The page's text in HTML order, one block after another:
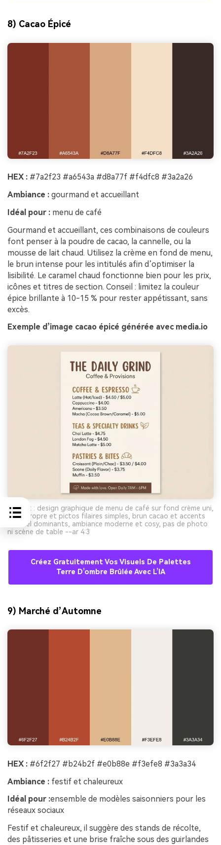
8) Cacao Épicé
HEX : #7a2f23 #a6543a #d8a77f #f4dfc8 #3a2a26
Ambiance : gourmand et accueillant
Idéal pour : menu de café
Gourmand et accueillant, ces combinaisons de couleurs
font penser à la poudre de cacao, la cannelle, ou la
mousse de lait chaud. Utilisez la crème en fond de menu,
le brun intense pour les intitulés afin d’optimiser la
lisibilité. Le caramel chaud fonctionne bien pour les prix,
icônes et titres de section. Conseil : limitez la couleur
épice brillante à 10-15 % pour rester appétissant, sans
excès.
Exemple d’image cacao épicé générée avec media.io
Prompt : design graphique de menu de café sur fond crème uni,
typo propre et pictos filaires simples, brun cacao et accents
caramel dominants, ambiance moderne et cosy, pas de photo
ni scène de table --ar 4:3
Créez Gratuitement Vos Visuels De Palettes
Terre D’ombre Brûlée Avec L’IA
9) Marché d’Automne
HEX : #6f2f27 #b24b2f #e0b88e #f3efe8 #3a3a34
Ambiance : festif et chaleureux
Idéal pour :ensemble de modèles saisonniers pour les
réseaux sociaux
Festif et chaleureux, il suggère des stands de récolte,
des pâtisseries et une brise fraîche sous des guirlandes